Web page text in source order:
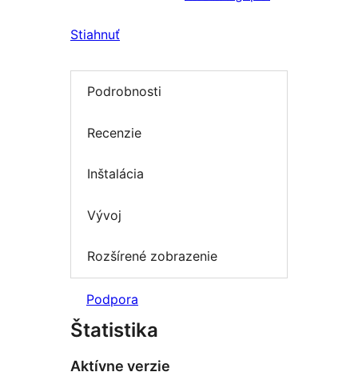
Stiahnuť
Podrobnosti
Recenzie
Inštalácia
Vývoj
Rozšírené zobrazenie
Podpora
Štatistika
Aktívne verzie